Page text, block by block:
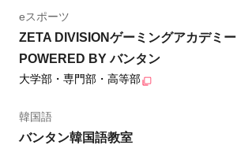
eスポーツ
ZETA DIVISIONゲーミングアカデミー
POWERED BY バンタン
大学部・専門部・高等部
韓国語
バンタン韓国語教室